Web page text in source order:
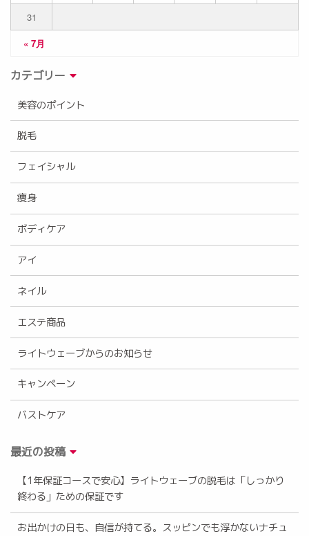
« 7月
31
カテゴリー
美容のポイント
脱毛
フェイシャル
痩身
ボディケア
アイ
ネイル
エステ商品
ライトウェーブからのお知らせ
キャンペーン
バストケア
最近の投稿
【1年保証コースで安心】ライトウェーブの脱毛は「しっかり
終わる」ための保証です
お出かけの日も、自信が持てる。スッピンでも浮かないナチュ